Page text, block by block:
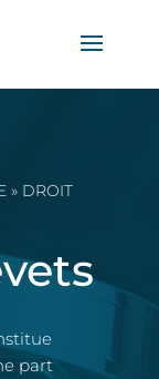
» DROIT
part